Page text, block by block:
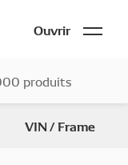
Ouvrir
VIN / Frame